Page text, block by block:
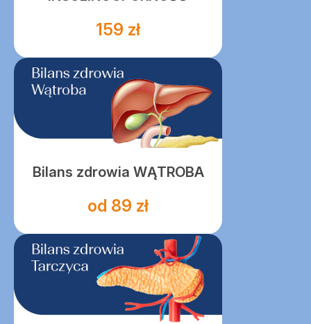
159 zł
Bilans zdrowia WĄTROBA
od 89 zł